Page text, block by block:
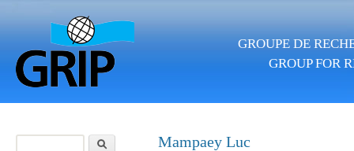
GROUPE DE
GROUP FOR
Mampaey Luc